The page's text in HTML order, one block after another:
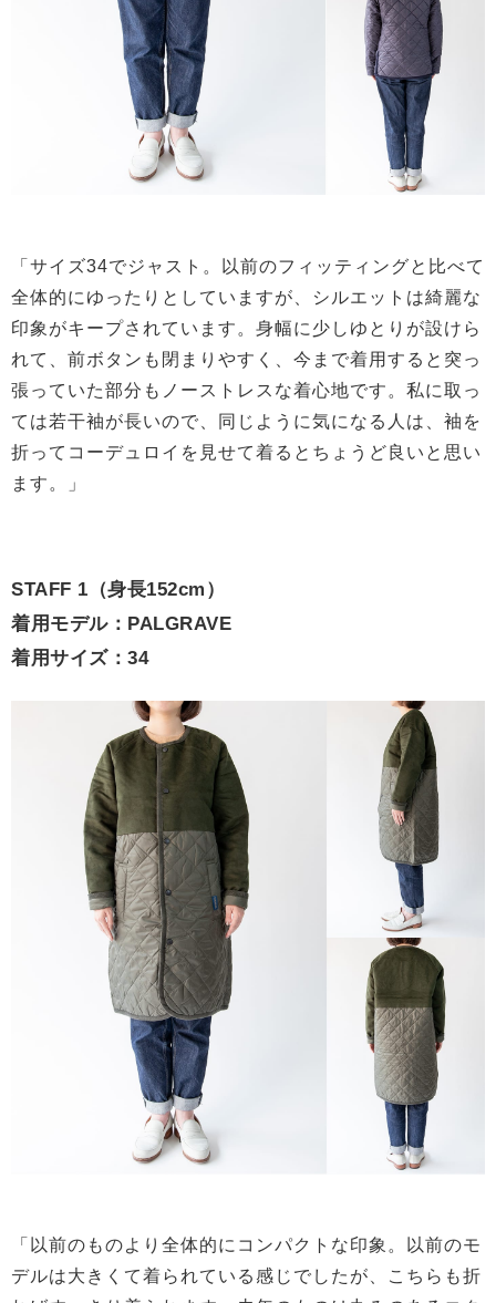
「サイズ34でジャスト。以前のフィッティングと比べて
全体的にゆったりとしていますが、シルエットは綺麗な
印象がキープされています。身幅に少しゆとりが設けら
れて、前ボタンも閉まりやすく、今まで着用すると突っ
張っていた部分もノーストレスな着心地です。私に取っ
ては若干袖が長いので、同じように気になる人は、袖を
折ってコーデュロイを見せて着るとちょうど良いと思い
ます。」
STAFF 1（身長152cm）
着用モデル：PALGRAVE
着用サイズ：34
「以前のものより全体的にコンパクトな印象。以前のモ
デルは大きくて着られている感じでしたが、こちらも折